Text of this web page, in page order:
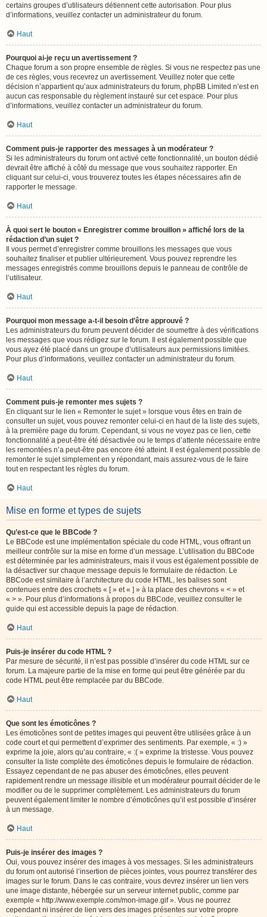
certains groupes d’utilisateurs détiennent cette autorisation. Pour plus
d’informations, veuillez contacter un administrateur du forum.
Haut
Pourquoi ai-je reçu un avertissement ?
Chaque forum a son propre ensemble de règles. Si vous ne respectez pas une
de ces règles, vous recevrez un avertissement. Veuillez noter que cette
décision n’appartient qu’aux administrateurs du forum, phpBB Limited n’est en
aucun cas responsable du règlement instauré sur cet espace. Pour plus
d’informations, veuillez contacter un administrateur du forum.
Haut
Comment puis-je rapporter des messages à un modérateur ?
Si les administrateurs du forum ont activé cette fonctionnalité, un bouton dédié
devrait être affiché à côté du message que vous souhaitez rapporter. En
cliquant sur celui-ci, vous trouverez toutes les étapes nécessaires afin de
rapporter le message.
Haut
À quoi sert le bouton « Enregistrer comme brouillon » affiché lors de la
rédaction d’un sujet ?
Il vous permet d’enregistrer comme brouillons les messages que vous
souhaitez finaliser et publier ultérieurement. Vous pouvez reprendre les
messages enregistrés comme brouillons depuis le panneau de contrôle de
l’utilisateur.
Haut
Pourquoi mon message a-t-il besoin d’être approuvé ?
Les administrateurs du forum peuvent décider de soumettre à des vérifications
les messages que vous rédigez sur le forum. Il est également possible que
vous ayez été placé dans un groupe d’utilisateurs aux permissions limitées.
Pour plus d’informations, veuillez contacter un administrateur du forum.
Haut
Comment puis-je remonter mes sujets ?
En cliquant sur le lien « Remonter le sujet » lorsque vous êtes en train de
consulter un sujet, vous pouvez remonter celui-ci en haut de la liste des sujets,
à la première page du forum. Cependant, si vous ne voyez pas ce lien, cette
fonctionnalité a peut-être été désactivée ou le temps d’attente nécessaire entre
les remontées n’a peut-être pas encore été atteint. Il est également possible de
remonter le sujet simplement en y répondant, mais assurez-vous de le faire
tout en respectant les règles du forum.
Haut
Mise en forme et types de sujets
Qu’est-ce que le BBCode ?
Le BBCode est une implémentation spéciale du code HTML, vous offrant un
meilleur contrôle sur la mise en forme d’un message. L’utilisation du BBCode
est déterminée par les administrateurs, mais il vous est également possible de
la désactiver sur chaque message depuis le formulaire de rédaction. Le
BBCode est similaire à l’architecture du code HTML, les balises sont
contenues entre des crochets « [ » et « ] » à la place des chevrons « < » et
« > ». Pour plus d’informations à propos du BBCode, veuillez consulter le
guide qui est accessible depuis la page de rédaction.
Haut
Puis-je insérer du code HTML ?
Par mesure de sécurité, il n’est pas possible d’insérer du code HTML sur ce
forum. La majeure partie de la mise en forme qui peut être générée par du
code HTML peut être remplacée par du BBCode.
Haut
Que sont les émoticônes ?
Les émoticônes sont de petites images qui peuvent être utilisées grâce à un
code court et qui permettent d’exprimer des sentiments. Par exemple, « :) »
exprime la joie, alors qu’au contraire, « :( » exprime la tristesse. Vous pouvez
consulter la liste complète des émoticônes depuis le formulaire de rédaction.
Essayez cependant de ne pas abuser des émoticônes, elles peuvent
rapidement rendre un message illisible et un modérateur pourrait décider de le
modifier ou de le supprimer complètement. Les administrateurs du forum
peuvent également limiter le nombre d’émoticônes qu’il est possible d’insérer
à un message.
Haut
Puis-je insérer des images ?
Oui, vous pouvez insérer des images à vos messages. Si les administrateurs
du forum ont autorisé l’insertion de pièces jointes, vous pourrez transférer des
images sur le forum. Dans le cas contraire, vous devrez insérer un lien vers
une image distante, hébergée sur un serveur internet public, comme par
exemple « http://www.exemple.com/mon-image.gif ». Vous ne pourrez
cependant ni insérer de lien vers des images présentes sur votre propre